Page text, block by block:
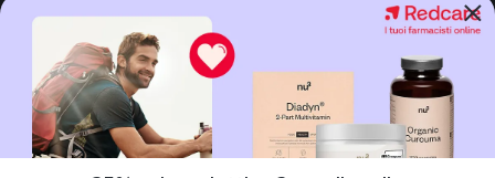
×
© 2013 - 2026. Tutti i diritti riservati.
7Pixel S.r.l.- P.IVA 03386810968